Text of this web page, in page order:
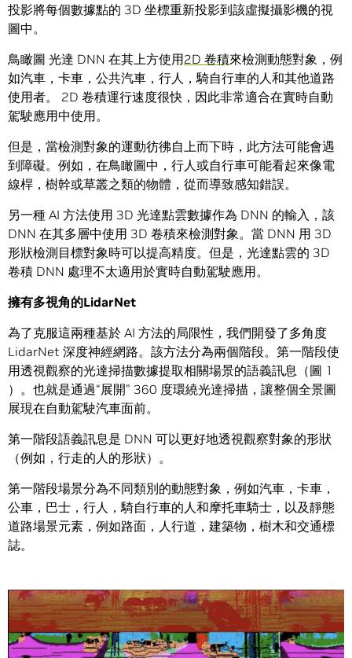
投影將每個數據點的 3D 坐標重新投影到該虛擬攝影機的視
圖中。
鳥瞰圖 光達 DNN 在其上方使用2D 卷積來檢測動態對象，例
如汽車，卡車，公共汽車，行人，騎自行車的人和其他道路
使用者。 2D 卷積運行速度很快，因此非常適合在實時自動
駕駛應用中使用。
但是，當檢測對象的運動彷彿自上而下時，此方法可能會遇
到障礙。例如，在鳥瞰圖中，行人或自行車可能看起來像電
線桿，樹幹或草叢之類的物體，從而導致感知錯誤。
另一種 AI 方法使用 3D 光達點雲數據作為 DNN 的輸入，該
DNN 在其多層中使用 3D 卷積來檢測對象。當 DNN 用 3D
形狀檢測目標對象時可以提高精度。但是，光達點雲的 3D
卷積 DNN 處理不太適用於實時自動駕駛應用。
擁有多視角的LidarNet
為了克服這兩種基於 AI 方法的局限性，我們開發了多角度
LidarNet 深度神經網路。該方法分為兩個階段。第一階段使
用透視觀察的光達掃描數據提取相關場景的語義訊息（圖 1
）。也就是通過“展開” 360 度環繞光達掃描，讓整個全景圖
展現在自動駕駛汽車面前。
第一階段語義訊息是 DNN 可以更好地透視觀察對象的形狀
（例如，行走的人的形狀）。
第一階段場景分為不同類別的動態對象，例如汽車，卡車，
公車，巴士，行人，騎自行車的人和摩托車騎士，以及靜態
道路場景元素，例如路面，人行道，建築物，樹木和交通標
誌。